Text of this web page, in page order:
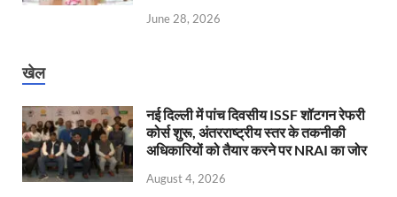
June 28, 2026
खेल
नई दिल्ली में पांच दिवसीय ISSF शॉटगन रेफरी
कोर्स शुरू, अंतरराष्ट्रीय स्तर के तकनीकी
अधिकारियों को तैयार करने पर NRAI का जोर
August 4, 2026